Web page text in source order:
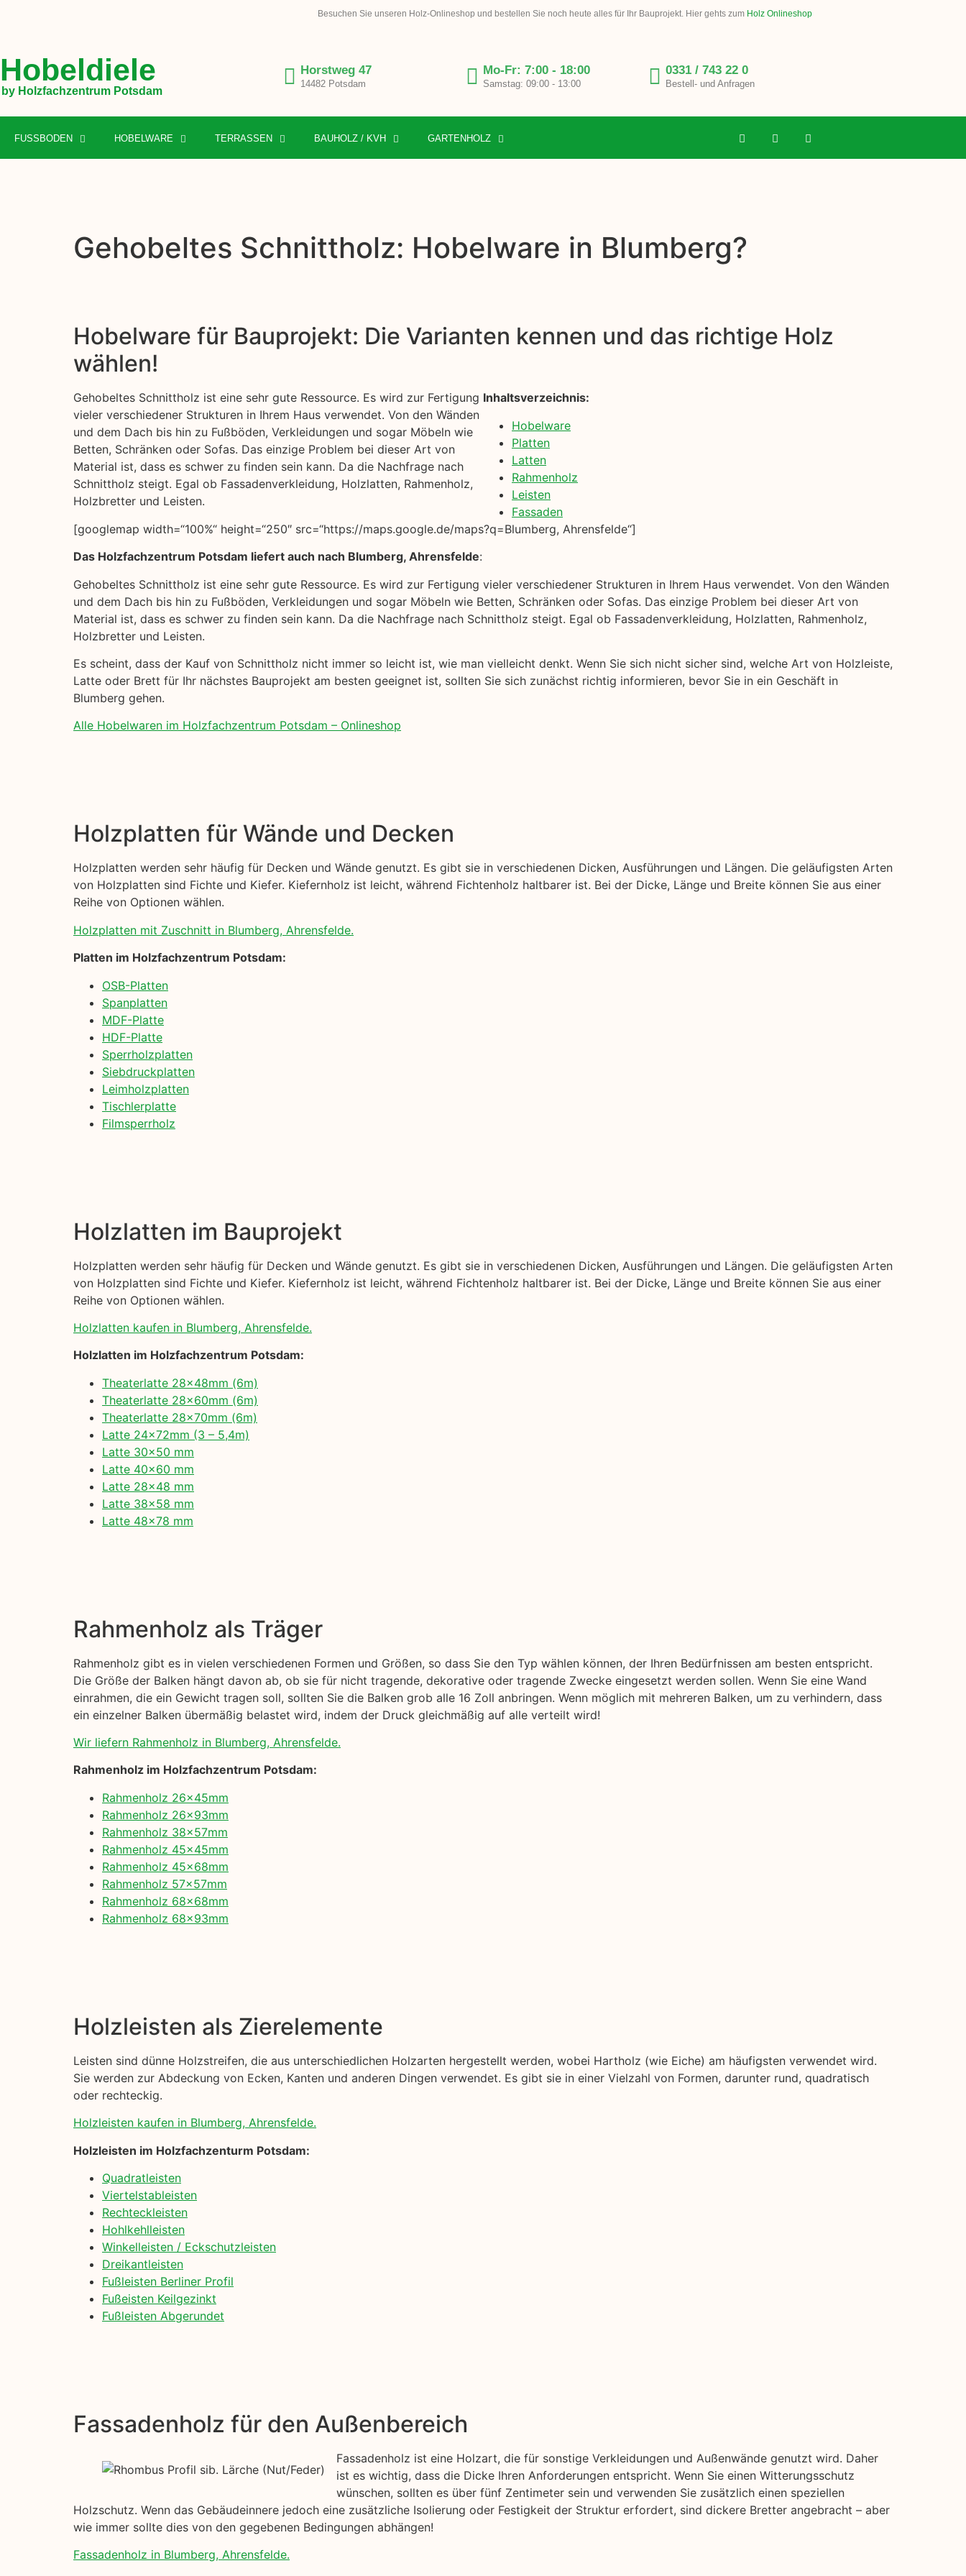
Besuchen Sie unseren Holz-Onlineshop und bestellen Sie noch heute alles für Ihr Bauprojekt. Hier gehts zum Holz Onlineshop
Hobeldiele
by Holzfachzentrum Potsdam
Horstweg 47
14482 Potsdam
Mo-Fr: 7:00 - 18:00
Samstag: 09:00 - 13:00
0331 / 743 22 0
Bestell- und Anfragen
FUSSBODEN HOBELWARE TERRASSEN BAUHOLZ / KVH GARTENHOLZ
Gehobeltes Schnittholz: Hobelware in Blumberg?
Hobelware für Bauprojekt: Die Varianten kennen und das richtige Holz
wählen!
Gehobeltes Schnittholz ist eine sehr gute Ressource. Es wird zur Fertigung
vieler verschiedener Strukturen in Ihrem Haus verwendet. Von den Wänden
und dem Dach bis hin zu Fußböden, Verkleidungen und sogar Möbeln wie
Betten, Schränken oder Sofas. Das einzige Problem bei dieser Art von
Material ist, dass es schwer zu finden sein kann. Da die Nachfrage nach
Schnittholz steigt. Egal ob Fassadenverkleidung, Holzlatten, Rahmenholz,
Holzbretter und Leisten.
Inhaltsverzeichnis:
Hobelware
Platten
Latten
Rahmenholz
Leisten
Fassaden
[googlemap width=“100%“ height=“250″ src=“https://maps.google.de/maps?q=Blumberg, Ahrensfelde“]
Das Holzfachzentrum Potsdam liefert auch nach Blumberg, Ahrensfelde:
Gehobeltes Schnittholz ist eine sehr gute Ressource. Es wird zur Fertigung vieler verschiedener Strukturen in Ihrem Haus verwendet. Von den Wänden
und dem Dach bis hin zu Fußböden, Verkleidungen und sogar Möbeln wie Betten, Schränken oder Sofas. Das einzige Problem bei dieser Art von
Material ist, dass es schwer zu finden sein kann. Da die Nachfrage nach Schnittholz steigt. Egal ob Fassadenverkleidung, Holzlatten, Rahmenholz,
Holzbretter und Leisten.
Es scheint, dass der Kauf von Schnittholz nicht immer so leicht ist, wie man vielleicht denkt. Wenn Sie sich nicht sicher sind, welche Art von Holzleiste,
Latte oder Brett für Ihr nächstes Bauprojekt am besten geeignet ist, sollten Sie sich zunächst richtig informieren, bevor Sie in ein Geschäft in
Blumberg gehen.
Alle Hobelwaren im Holzfachzentrum Potsdam – Onlineshop
Holzplatten für Wände und Decken
Holzplatten werden sehr häufig für Decken und Wände genutzt. Es gibt sie in verschiedenen Dicken, Ausführungen und Längen. Die geläufigsten Arten
von Holzplatten sind Fichte und Kiefer. Kiefernholz ist leicht, während Fichtenholz haltbarer ist. Bei der Dicke, Länge und Breite können Sie aus einer
Reihe von Optionen wählen.
Holzplatten mit Zuschnitt in Blumberg, Ahrensfelde.
Platten im Holzfachzentrum Potsdam:
OSB-Platten
Spanplatten
MDF-Platte
HDF-Platte
Sperrholzplatten
Siebdruckplatten
Leimholzplatten
Tischlerplatte
Filmsperrholz
Holzlatten im Bauprojekt
Holzplatten werden sehr häufig für Decken und Wände genutzt. Es gibt sie in verschiedenen Dicken, Ausführungen und Längen. Die geläufigsten Arten
von Holzplatten sind Fichte und Kiefer. Kiefernholz ist leicht, während Fichtenholz haltbarer ist. Bei der Dicke, Länge und Breite können Sie aus einer
Reihe von Optionen wählen.
Holzlatten kaufen in Blumberg, Ahrensfelde.
Holzlatten im Holzfachzentrum Potsdam:
Theaterlatte 28x48mm (6m)
Theaterlatte 28x60mm (6m)
Theaterlatte 28x70mm (6m)
Latte 24x72mm (3 – 5,4m)
Latte 30×50 mm
Latte 40×60 mm
Latte 28×48 mm
Latte 38×58 mm
Latte 48×78 mm
Rahmenholz als Träger
Rahmenholz gibt es in vielen verschiedenen Formen und Größen, so dass Sie den Typ wählen können, der Ihren Bedürfnissen am besten entspricht.
Die Größe der Balken hängt davon ab, ob sie für nicht tragende, dekorative oder tragende Zwecke eingesetzt werden sollen. Wenn Sie eine Wand
einrahmen, die ein Gewicht tragen soll, sollten Sie die Balken grob alle 16 Zoll anbringen. Wenn möglich mit mehreren Balken, um zu verhindern, dass
ein einzelner Balken übermäßig belastet wird, indem der Druck gleichmäßig auf alle verteilt wird!
Wir liefern Rahmenholz in Blumberg, Ahrensfelde.
Rahmenholz im Holzfachzentrum Potsdam:
Rahmenholz 26x45mm
Rahmenholz 26x93mm
Rahmenholz 38x57mm
Rahmenholz 45x45mm
Rahmenholz 45x68mm
Rahmenholz 57x57mm
Rahmenholz 68x68mm
Rahmenholz 68x93mm
Holzleisten als Zierelemente
Leisten sind dünne Holzstreifen, die aus unterschiedlichen Holzarten hergestellt werden, wobei Hartholz (wie Eiche) am häufigsten verwendet wird.
Sie werden zur Abdeckung von Ecken, Kanten und anderen Dingen verwendet. Es gibt sie in einer Vielzahl von Formen, darunter rund, quadratisch
oder rechteckig.
Holzleisten kaufen in Blumberg, Ahrensfelde.
Holzleisten im Holzfachzenturm Potsdam:
Quadratleisten
Viertelstableisten
Rechteckleisten
Hohlkehlleisten
Winkelleisten / Eckschutzleisten
Dreikantleisten
Fußleisten Berliner Profil
Fußeisten Keilgezinkt
Fußleisten Abgerundet
Fassadenholz für den Außenbereich
Fassadenholz ist eine Holzart, die für sonstige Verkleidungen und Außenwände genutzt wird. Daher
ist es wichtig, dass die Dicke Ihren Anforderungen entspricht. Wenn Sie einen Witterungsschutz
wünschen, sollten es über fünf Zentimeter sein und verwenden Sie zusätzlich einen speziellen
Holzschutz. Wenn das Gebäudeinnere jedoch eine zusätzliche Isolierung oder Festigkeit der Struktur erfordert, sind dickere Bretter angebracht – aber
wie immer sollte dies von den gegebenen Bedingungen abhängen!
Fassadenholz in Blumberg, Ahrensfelde.